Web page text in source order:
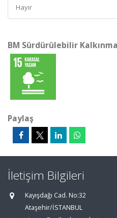
Hayır
BM Sürdürülebilir
Paylaş
İletişim Bilgileri
Kayışdağı Cad. No:32
Ataşehir/İSTANBUL